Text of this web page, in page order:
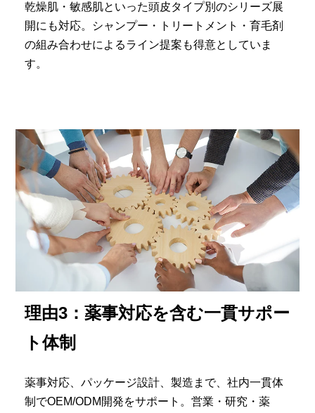
乾燥肌・敏感肌といった頭皮タイプ別のシリーズ展
開にも対応。シャンプー・トリートメント・育毛剤
の組み合わせによるライン提案も得意としていま
す。
理由3： 薬事対応を含む一貫サポー
ト体制
薬事対応、パッケージ設計、製造まで、社内一貫体
制でOEM/ODM開発をサポート。営業・研究・薬